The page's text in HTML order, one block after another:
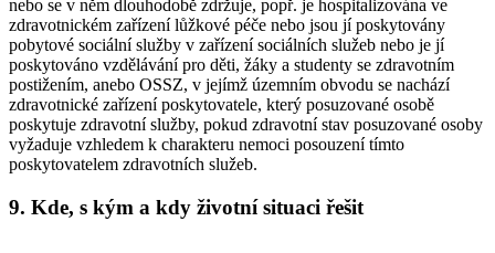
nebo se v něm dlouhodobě zdržuje, popř. je hospitalizována ve
zdravotnickém zařízení lůžkové péče nebo jsou jí poskytovány
pobytové sociální služby v zařízení sociálních služeb nebo je jí
poskytováno vzdělávání pro děti, žáky a studenty se zdravotním
postižením, anebo OSSZ, v jejímž územním obvodu se nachází
zdravotnické zařízení poskytovatele, který posuzované osobě
poskytuje zdravotní služby, pokud zdravotní stav posuzované osoby
vyžaduje vzhledem k charakteru nemoci posouzení tímto
poskytovatelem zdravotních služeb.
9. Kde, s kým a kdy životní situaci řešit